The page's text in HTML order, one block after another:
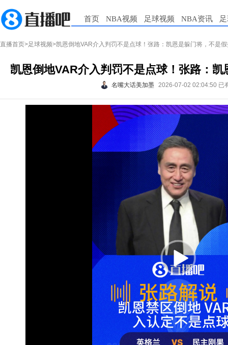
首页 NBA视频 足球视频 NBA资讯
直播首页>足球视频>凯恩倒地VAR介入判罚不是点球！张路：凯恩是躲门将，不是
凯恩倒地VAR介入判罚不是点球！张路：
名嘴大话美加墨 2026-07-02 02:04:50 已